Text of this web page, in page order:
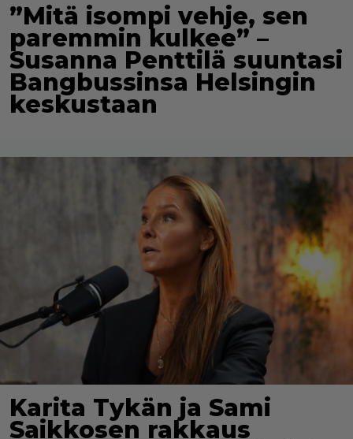
”Mitä isompi vehje, sen
paremmin kulkee” –
Susanna Penttilä suuntasi
Bangbussinsa Helsingin
keskustaan
Karita Tykän ja Sami
Saikkosen rakkaus